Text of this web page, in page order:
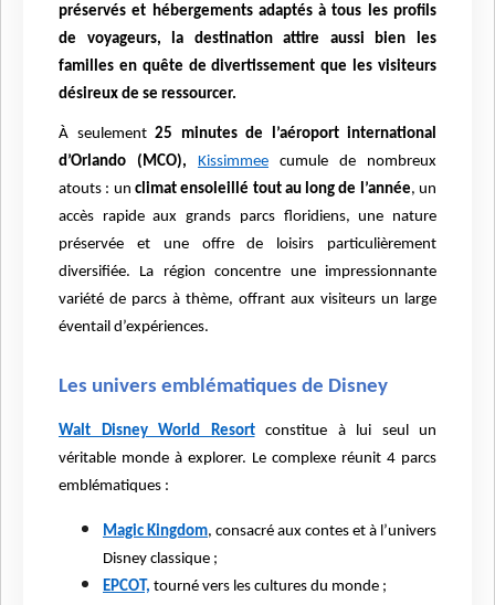
préservés et hébergements adaptés à tous les profils
de voyageurs, la destination attire aussi bien les
familles en quête de divertissement que les visiteurs
désireux de se ressourcer.
À seulement 25 minutes de l’aéroport international
d’Orlando (MCO),
Kissimmee cumule de nombreux
atouts : un climat ensoleillé tout au long de l’année, un
accès rapide aux grands parcs floridiens, une nature
préservée et une offre de loisirs particulièrement
diversifiée. La région concentre une impressionnante
variété de parcs à thème, offrant aux visiteurs un large
éventail d’expériences.
Les univers emblématiques de Disney
Walt Disney World Resortconstitue à lui seul un
véritable monde à explorer. Le complexe réunit 4 parcs
emblématiques :
Magic Kingdom, consacré aux contes et à l’univers
Disney classique ;
EPCOT, tourné vers les cultures du monde ;